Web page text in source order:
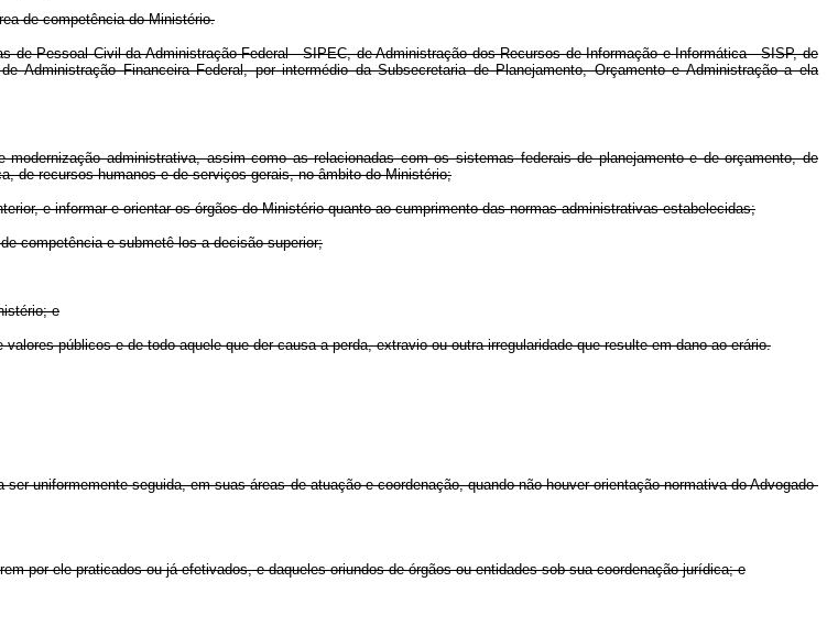
de competência do Ministério.
Civil da Administração Federal - SIPEC, de Administração dos Recursos de Informação e Informática - SISP, de
Financeira Federal, por intermédio da Subsecretaria de Planejamento, Orçamento e Administração a ela
administrativa, assim como as relacionadas com os sistemas federais de planejamento e de orçamento, de
de recursos humanos e de serviços gerais, no âmbito do Ministério;
e informar e orientar os órgãos do Ministério quanto ao cumprimento das normas administrativas estabelecidas;
competência e submetê-los a decisão superior;
e
públicos e de todo aquele que der causa a perda, extravio ou outra irregularidade que resulte em dano ao erário.
seguida, em suas áreas de atuação e coordenação, quando não houver orientação normativa do Advogado-
ele praticados ou já efetivados, e daqueles oriundos de órgãos ou entidades sob sua coordenação jurídica; e